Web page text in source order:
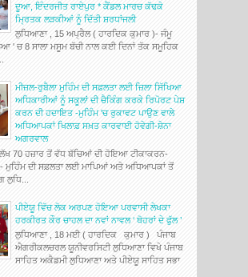
ਦੂਆ, ਇੰਦਰਜੀਤ ਰਾਏਪੁਰ * ਕੈਂਡਲ ਮਾਰਚ ਕੱਢਕੇ
ਮ੍ਰਿਤਕ ਲੜਕੀਆਂ ਨੂੰ ਦਿੱਤੀ ਸ਼ਰਧਾਂਜਲੀ
ਲੁਧਿਆਣਾ , 15 ਅਪ੍ਰੈਲ ( ਹਾਰਦਿਕ ਕੁਮਾਰ )- ਜੰਮੂ
' ਚ 8 ਸਾਲਾ ਮਸੂਮ ਬੱਚੀ ਨਾਲ ਕਈ ਦਿਨਾਂ ਤੱਕ ਸਮੂਹਿਕ
ਮੀਜ਼ਲ-ਰੁਬੈਲਾ ਮੁਹਿੰਮ ਦੀ ਸਫ਼ਲਤਾ ਲਈ ਜ਼ਿਲਾ ਸਿੱਖਿਆ
ਅਧਿਕਾਰੀਆਂ ਨੂੰ ਸਕੂਲਾਂ ਦੀ ਚੈਕਿੰਗ ਕਰਕੇ ਰਿਪੋਰਟ ਪੇਸ਼
ਕਰਨ ਦੀ ਹਦਾਇਤ -ਮੁਹਿੰਮ 'ਚ ਰੁਕਾਵਟ ਪਾਉਣ ਵਾਲੇ
ਅਧਿਆਪਕਾਂ ਖਿਲਾਫ਼ ਸਖ਼ਤ ਕਾਰਵਾਈ ਹੋਵੇਗੀ-ਸ਼ੇਨਾ
ਅਗਰਵਾਲ
ਲੱਖ 70 ਹਜ਼ਾਰ ਤੋਂ ਵੱਧ ਬੱਚਿਆਂ ਦੀ ਹੋਇਆ ਟੀਕਾਕਰਨ-
ਮੁਹਿੰਮ ਦੀ ਸਫ਼ਲਤਾ ਲਈ ਮਾਪਿਆਂ ਅਤੇ ਅਧਿਆਪਕਾਂ ਤੋਂ
ਲੁਧਿ...
ਪੀਏਯੂ ਵਿੱਚ ਲੋਕ ਅਰਪਣ ਹੋਇਆ ਪਰਵਾਸੀ ਲੇਖਕਾ
ਹਰਕੀਰਤ ਕੌਰ ਚਾਹਲ ਦਾ ਨਵਾਂ ਨਾਵਲ ‘ ਥੋਹਰਾਂ ਦੇ ਫੁੱਲ ’
ਲੁਧਿਆਣਾ , 18 ਮਈ ( ਹਾਰਦਿਕ ਕੁਮਾਰ ) ਪੰਜਾਬ
ਐਗਰੀਕਲਚਰਲ ਯੂਨੀਵਰਸਿਟੀ ਲੁਧਿਆਣਾ ਵਿਖੇ ਪੰਜਾਬ
ਸਾਹਿਤ ਅਕੈਡਮੀ ਲੁਧਿਆਣਾ ਅਤੇ ਪੀਏਯੂ ਸਾਹਿਤ ਸਭਾ